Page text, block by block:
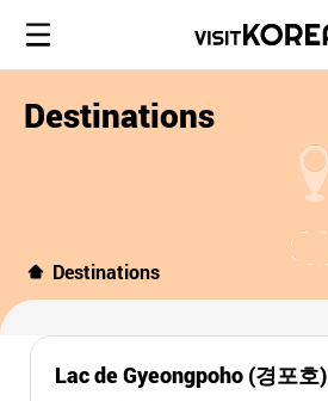
Destinations
Destinations
Lac de Gyeongpoho (경포호)